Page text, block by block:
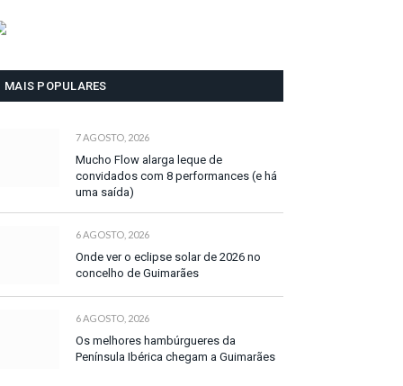
MAIS POPULARES
7 AGOSTO, 2026
Mucho Flow alarga leque de
convidados com 8 performances (e há
uma saída)
6 AGOSTO, 2026
Onde ver o eclipse solar de 2026 no
concelho de Guimarães
6 AGOSTO, 2026
Os melhores hambúrgueres da
Península Ibérica chegam a Guimarães